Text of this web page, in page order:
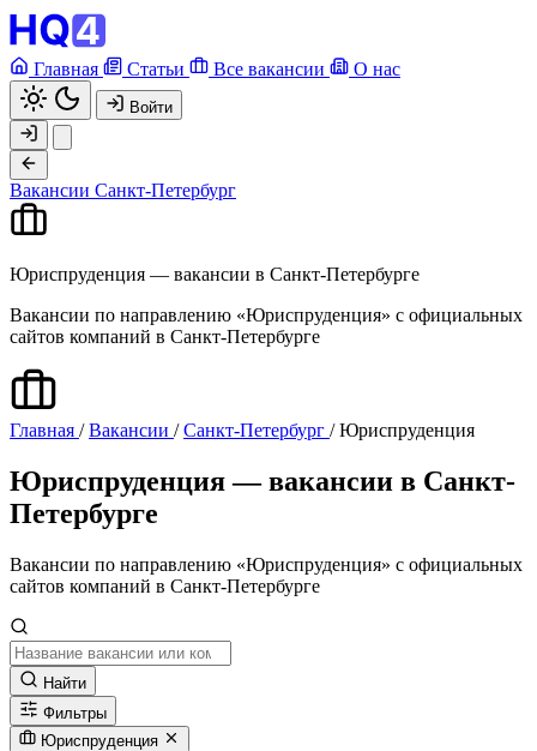
Главная Статьи Все вакансии О нас
Войти
Вакансии Санкт-Петербург
Юриспруденция — вакансии в Санкт-Петербурге
Вакансии по направлению «Юриспруденция» с официальных
сайтов компаний в Санкт-Петербурге
Главная / Вакансии / Санкт-Петербург / Юриспруденция
Юриспруденция — вакансии в Санкт-
Петербурге
Вакансии по направлению «Юриспруденция» с официальных
сайтов компаний в Санкт-Петербурге
Найти
Фильтры
Юриспруденция